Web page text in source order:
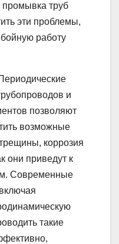
промывка труб
эти проблемы,
работу
и
позволяют
возможные
коррозия
они приведут к
Современные
такие